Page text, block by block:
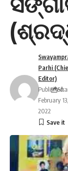
Parhi
Editor)
Published:
February 13,
2022